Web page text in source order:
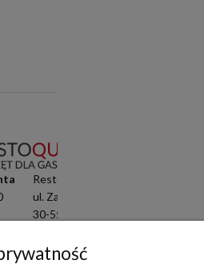
Resto Quality Sp. z o.o.
ul. Zamknięta 10/1.5
30-554 Kraków
KRS: 0000511822